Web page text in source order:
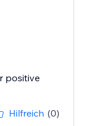
positive
Hilfreich (0)